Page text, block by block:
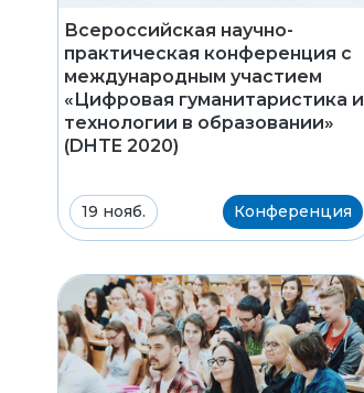
Всероссийская научно-
практическая конференция с
международным участием
«Цифровая гуманитаристика и
технологии в образовании»
(DHTE 2020)
19 нояб. Конференция